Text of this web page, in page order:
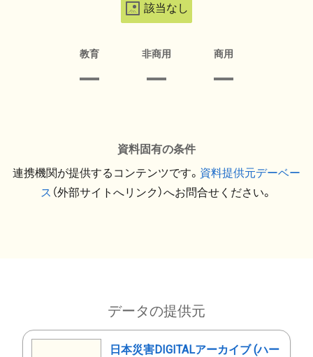
該当なし
教育 非商用 商用
資料固有の条件
連携機関が提供するコンテンツです。 資料提供元デーベー
ス （外部サイトへリンク）へお問合せください。
データの提供元
日本災害DIGITALアーカイブ (ハー